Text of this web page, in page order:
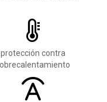
protección contra